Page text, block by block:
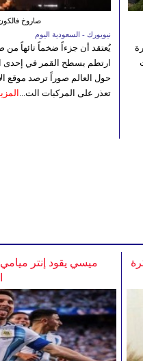
صاروخ فالكون 9 تابع لشركة سبيس
نيويورك - السعودية اليوم
ارتطم بسطح القمر في إحدى
حول العالم صوراً ترصد موقع
تعذر على المركبات الت...
ميسي يقود إنتر